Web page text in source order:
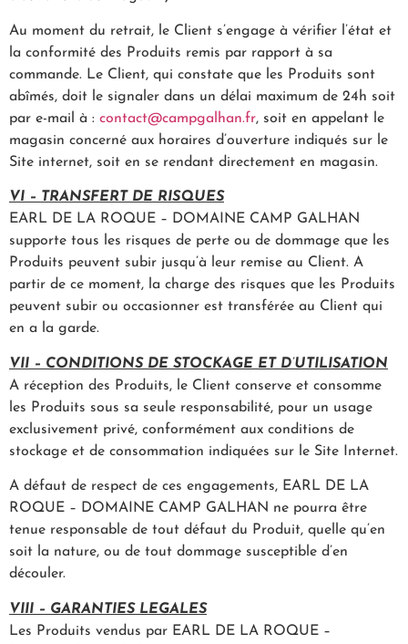
Au moment du retrait, le Client s’engage à vérifier l’état et
la conformité des Produits remis par rapport à sa
commande. Le Client, qui constate que les Produits sont
abîmés, doit le signaler dans un délai maximum de 24h soit
par e-mail à : contact@campgalhan.fr, soit en appelant le
magasin concerné aux horaires d’ouverture indiqués sur le
Site internet, soit en se rendant directement en magasin.
VI – TRANSFERT DE RISQUES
EARL DE LA ROQUE – DOMAINE CAMP GALHAN
supporte tous les risques de perte ou de dommage que les
Produits peuvent subir jusqu’à leur remise au Client. A
partir de ce moment, la charge des risques que les Produits
peuvent subir ou occasionner est transférée au Client qui
en a la garde.
VII – CONDITIONS DE STOCKAGE ET D’UTILISATION
A réception des Produits, le Client conserve et consomme
les Produits sous sa seule responsabilité, pour un usage
exclusivement privé, conformément aux conditions de
stockage et de consommation indiquées sur le Site Internet.
A défaut de respect de ces engagements, EARL DE LA
ROQUE – DOMAINE CAMP GALHAN ne pourra être
tenue responsable de tout défaut du Produit, quelle qu’en
soit la nature, ou de tout dommage susceptible d’en
découler.
VIII – GARANTIES LEGALES
Les Produits vendus par EARL DE LA ROQUE –